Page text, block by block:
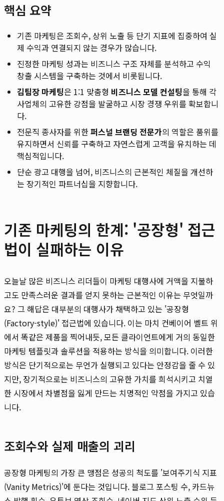
핵심 요약
기존 마케팅은 조회수, 상위 노출 등 단기 지표에 집중하여 실
제 수익과 연결되지 않는 경우가 많습니다.
진정한 마케팅 성과는 비즈니스 구조 자체를 분석하고 수익
창출 시스템을 구축하는 것에서 비롯됩니다.
김팀장 마케팅은 1:1 맞춤형 비즈니스 모델 컨설팅을 통해 각
사업체의 고유한 강점을 발굴하고 시장 경쟁 우위를 확보합니
다.
전문직 종사자를 위한퍼스널 브랜딩 전문가의 역할은 품위를
유지하면서 신뢰를 구축하고 자연스럽게 고객을 유치하는 데
핵심적입니다.
단순 광고 대행을 넘어, 비즈니스의 근본적인 체질을 개선하
는 장기적인 파트너십을 지향합니다.
기존 마케팅의 한계: '공장형' 접근
법이 실패하는 이유
오늘날 많은 비즈니스 리더들이 마케팅 대행사에 거액을 지불하
고도 만족스러운 결과를 얻지 못하는 근본적인 이유는 무엇일까
요? 그 해답은 대부분의 대행사가 채택하고 있는 '공장형
(Factory-style)' 접근법에 있습니다. 이는 마치 컨베이어 벨트 위
에서 똑같은 제품을 찍어내듯, 모든 클라이언트에게 거의 동일한
마케팅 템플릿과 솔루션을 적용하는 방식을 의미합니다. 이러한
방식은 단기적으로는 무언가 실행되고 있다는 안정감을 줄 수 있
지만, 장기적으로는 비즈니스의 고유한 가치를 희석시키고 치열
한 시장에서 차별점을 잃게 만드는 치명적인 약점을 가지고 있습
니다.
조회수와 실제 매출의 괴리
공장형 마케팅의 가장 큰 맹점은 성공의 척도를 '보여주기식 지표
(Vanity Metrics)'에 둔다는 것입니다. 블로그 포스팅 수, 카드뉴